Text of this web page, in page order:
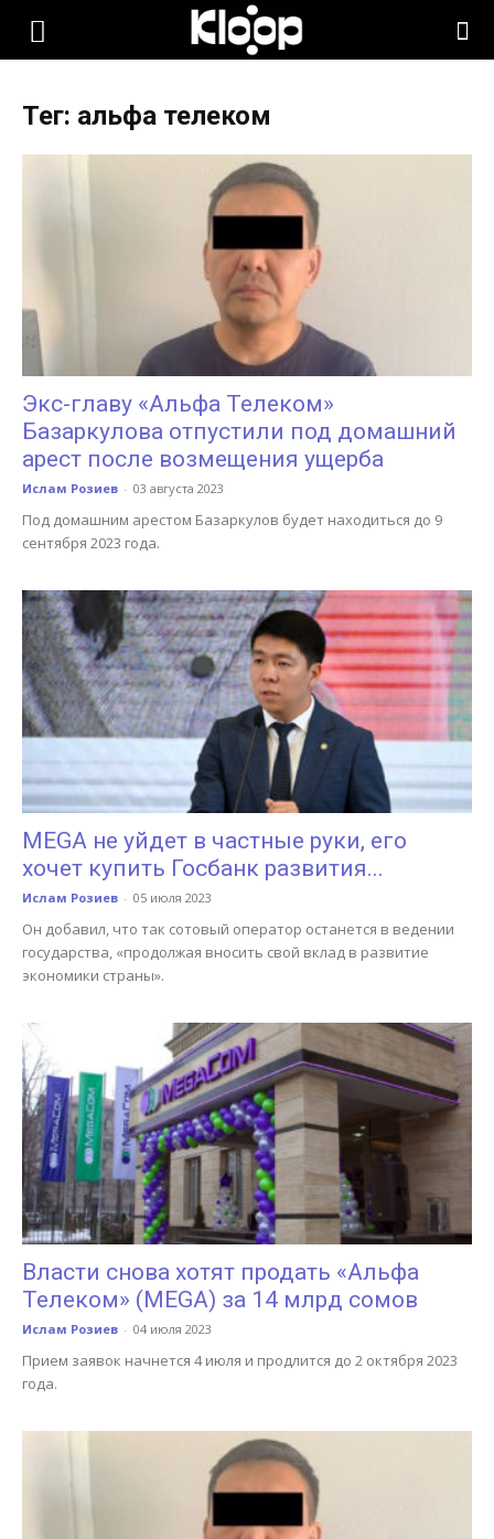
KLOOP.KG
Новости
Кыргызстана
Тег: альфа телеком
Экс-главу «Альфа Телеком»
Базаркулова отпустили под домашний
арест после возмещения ущерба
Ислам Розиев - 03 августа 2023
Под домашним арестом Базаркулов будет находиться до 9
сентября 2023 года.
MEGA не уйдет в частные руки, его
хочет купить Госбанк развития...
Ислам Розиев - 05 июля 2023
Он добавил, что так сотовый оператор останется в ведении
государства, «продолжая вносить свой вклад в развитие
экономики страны».
Власти снова хотят продать «Альфа
Телеком» (MEGA) за 14 млрд сомов
Ислам Розиев - 04 июля 2023
Прием заявок начнется 4 июля и продлится до 2 октября 2023
года.